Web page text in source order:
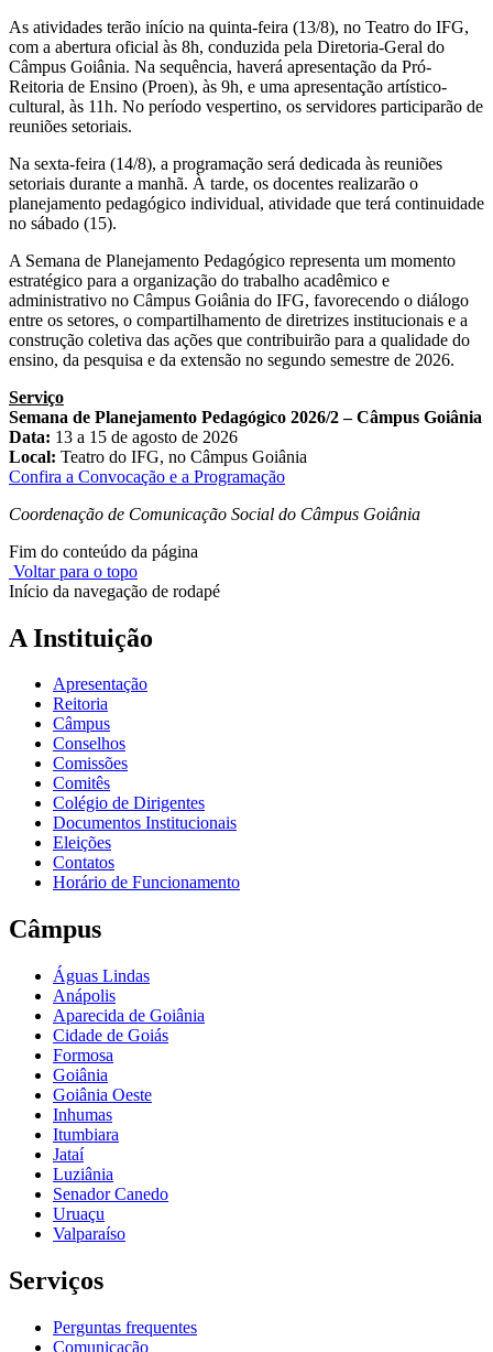
As atividades terão início na quinta-feira (13/8), no Teatro do IFG,
com a abertura oficial às 8h, conduzida pela Diretoria-Geral do
Câmpus Goiânia. Na sequência, haverá apresentação da Pró-
Reitoria de Ensino (Proen), às 9h, e uma apresentação artístico-
cultural, às 11h. No período vespertino, os servidores participarão de
reuniões setoriais.
Na sexta-feira (14/8), a programação será dedicada às reuniões
setoriais durante a manhã. À tarde, os docentes realizarão o
planejamento pedagógico individual, atividade que terá continuidade
no sábado (15).
A Semana de Planejamento Pedagógico representa um momento
estratégico para a organização do trabalho acadêmico e
administrativo no Câmpus Goiânia do IFG, favorecendo o diálogo
entre os setores, o compartilhamento de diretrizes institucionais e a
construção coletiva das ações que contribuirão para a qualidade do
ensino, da pesquisa e da extensão no segundo semestre de 2026.
Serviço
Semana de Planejamento Pedagógico 2026/2 – Câmpus Goiânia
Data: 13 a 15 de agosto de 2026
Local: Teatro do IFG, no Câmpus Goiânia
Confira a Convocação e a Programação
Coordenação de Comunicação Social do Câmpus Goiânia
Fim do conteúdo da página
Voltar para o topo
Início da navegação de rodapé
A Instituição
Apresentação
Reitoria
Câmpus
Conselhos
Comissões
Comitês
Colégio de Dirigentes
Documentos Institucionais
Eleições
Contatos
Horário de Funcionamento
Câmpus
Águas Lindas
Anápolis
Aparecida de Goiânia
Cidade de Goiás
Formosa
Goiânia
Goiânia Oeste
Inhumas
Itumbiara
Jataí
Luziânia
Senador Canedo
Uruaçu
Valparaíso
Serviços
Perguntas frequentes
Comunicação